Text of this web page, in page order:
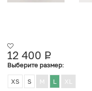
12 400 Р
УБ.
Выберите размер:
XS S M L XL